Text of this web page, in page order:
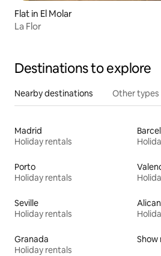
Flat in El Molar
La Flor
Destinations to explore
Nearby destinations Other types
Madrid
Holiday rentals
Porto
Holiday rentals
Seville
Holiday rentals
Granada
Holiday rentals
Show